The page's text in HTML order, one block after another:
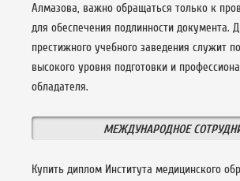
Алмазова, важно обращаться только к
для обеспечения подлинности документа.
престижного учебного заведения служит
высокого уровня подготовки и
обладателя.
МЕЖДУНАРОДНОЕ
Купить диплом Института медицинского